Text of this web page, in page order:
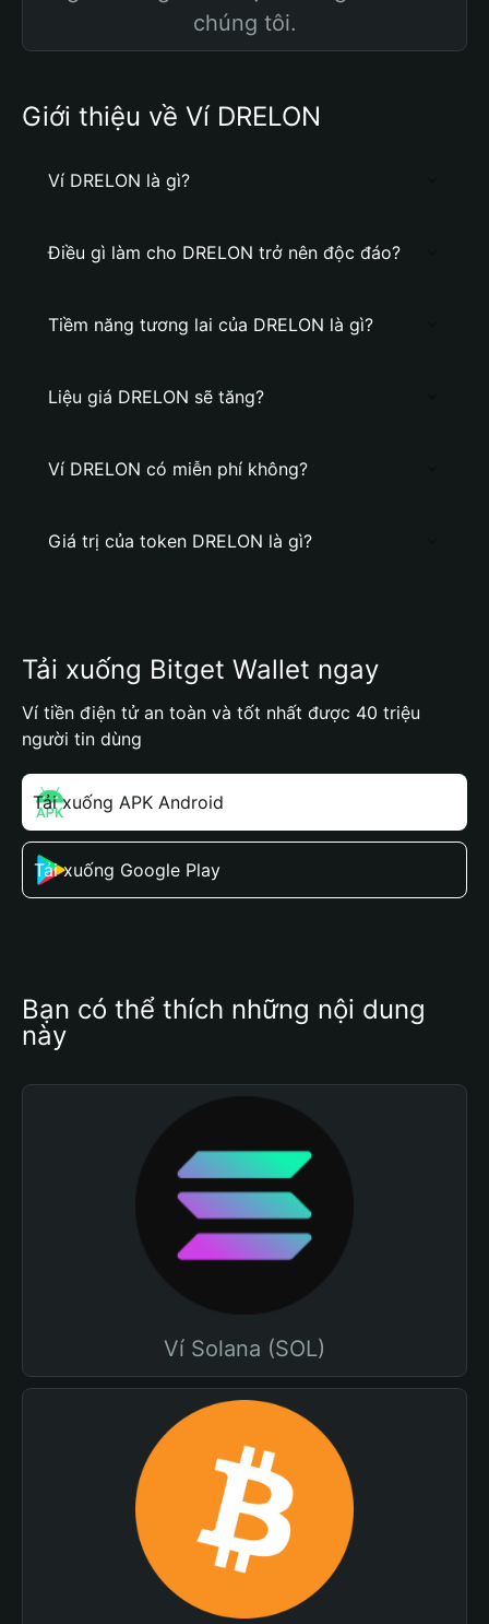
chúng tôi.
Giới thiệu về Ví DRELON
Ví DRELON là gì?
Điều gì làm cho DRELON trở nên độc đáo?
Tiềm năng tương lai của DRELON là gì?
Liệu giá DRELON sẽ tăng?
Ví DRELON có miễn phí không?
Giá trị của token DRELON là gì?
Tải xuống Bitget Wallet ngay
Ví tiền điện tử an toàn và tốt nhất được 40 triệu
người tin dùng
Tải xuống APK Android
Tải xuống Google Play
Bạn có thể thích những nội dung
này
Ví Solana (SOL)